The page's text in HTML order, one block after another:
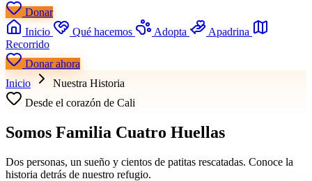
Donar
Inicio
Qué hacemos Adopta
Apadrina
Recorrido
Donar ahora
Inicio
Nuestra Historia
Desde el corazón de Cali
Somos Familia Cuatro Huellas
Dos personas, un sueño y cientos de patitas rescatadas. Conoce la
historia detrás de nuestro refugio.